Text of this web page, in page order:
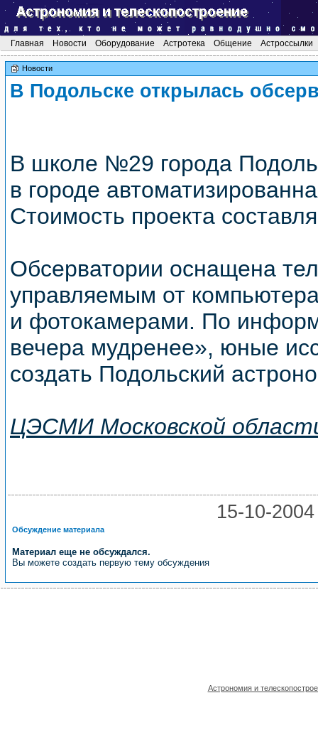
Главная Новости Оборудование Астротека Общение Астроссылки
Новости
В Подольске открылась
В школе №29 города
в городе
Стоимость проекта
Обсерватории оснащена
управляемым от
и фотокамерами. По
вечера мудренее», юные
создать Подольский
ЦЭСМИ Московской
15-10-
Обсуждение материала
Материал еще не обсуждался.
Вы можете создать первую тему обсуждения
Астрономия и